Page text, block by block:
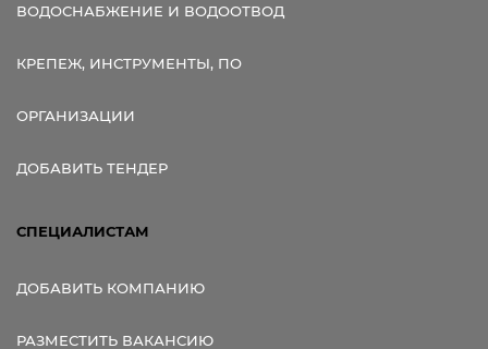
ВОДОСНАБЖЕНИЕ И ВОДООТВОД
КРЕПЕЖ, ИНСТРУМЕНТЫ, ПО
ОРГАНИЗАЦИИ
ДОБАВИТЬ ТЕНДЕР
СПЕЦИАЛИСТАМ
ДОБАВИТЬ КОМПАНИЮ
РАЗМЕСТИТЬ ВАКАНСИЮ